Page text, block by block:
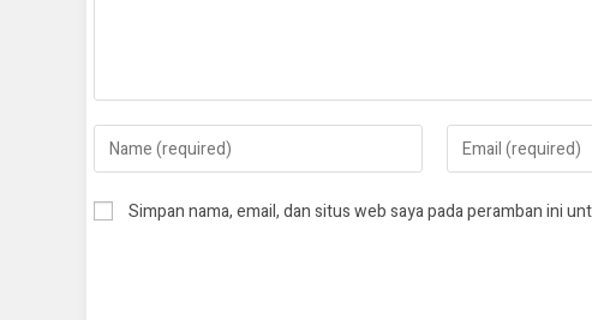
Simpan nama, email, dan situs web saya pada peramban ini